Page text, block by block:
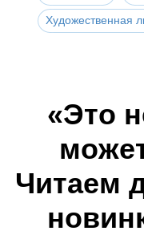
Художественная
«Это
Читаем